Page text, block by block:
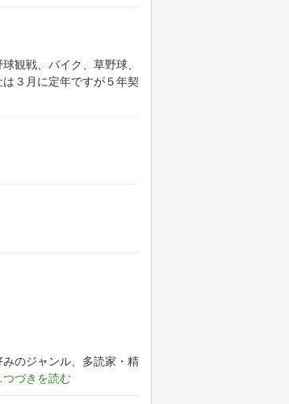
観戦、バイク、草野球、
３月に定年ですが５年契
のジャンル、多読家・精